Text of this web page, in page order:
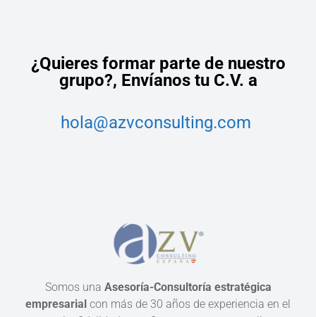
¿Quieres formar parte de nuestro
grupo?, Envíanos tu C.V. a
hola@azvconsulting.com
Somos una Asesoría-Consultoría estratégica
empresarial con más de 30 años de experiencia en el